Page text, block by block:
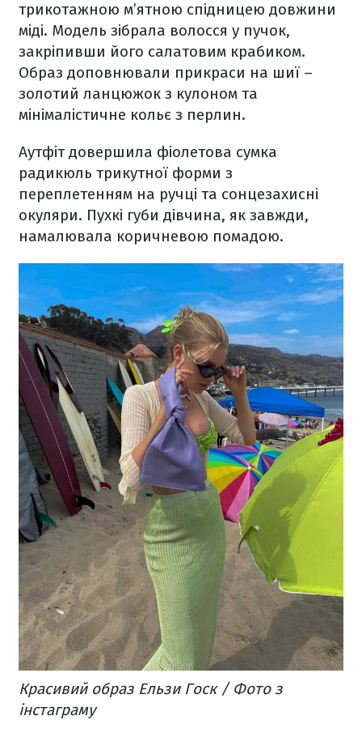
трикотажною м’ятною спідницею довжини
міді. Модель зібрала волосся у пучок,
закріпивши його салатовим крабиком.
Образ доповнювали прикраси на шиї –
золотий ланцюжок з кулоном та
мінімалістичне кольє з перлин.
Аутфіт довершила фіолетова сумка
радикюль трикутної форми з
переплетенням на ручці та сонцезахисні
окуляри. Пухкі губи дівчина, як завжди,
намалювала коричневою помадою.
Красивий образ Ельзи Госк / Фото з
інстаграму